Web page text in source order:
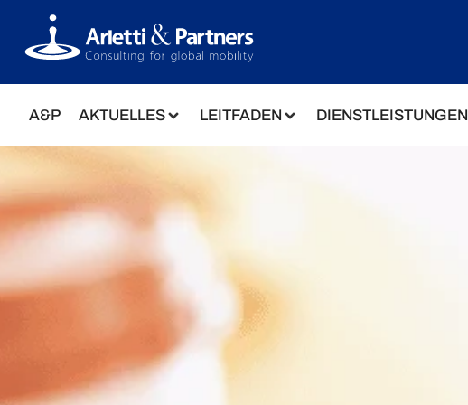
A&P AKTUELLES LEITFADEN DIENSTLEISTUNGEN